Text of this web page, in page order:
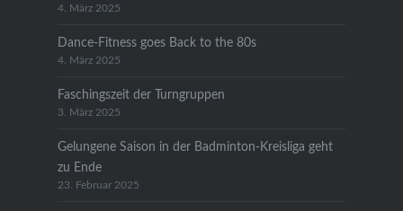
4. März 2025
Dance-Fitness goes Back to the 80s
4. März 2025
Faschingszeit der Turngruppen
3. März 2025
Gelungene Saison in der Badminton-Kreisliga geht
zu Ende
23. Februar 2025